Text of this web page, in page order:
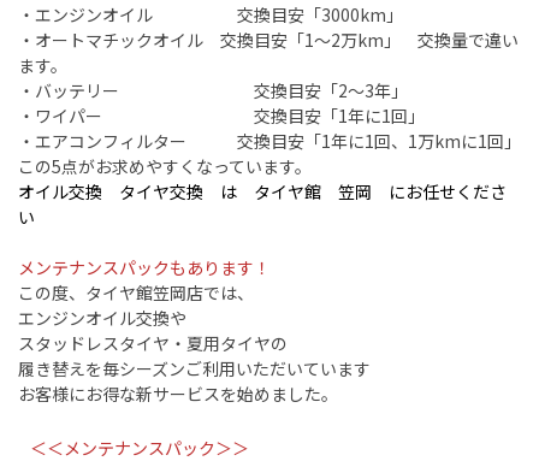
・エンジンオイル 交換目安「3000km」
・オートマチックオイル 交換目安「1～2万km」 交換量で違い
ます。
・バッテリー 交換目安「2～3年」
・ワイパー 交換目安「1年に1回」
・エアコンフィルター 交換目安「1年に1回、1万kmに1回」
この5点がお求めやすくなっています。
オイル交換 タイヤ交換 は タイヤ館 笠岡 にお任せくださ
い
メンテナンスパックもあります！
この度、タイヤ館笠岡店では、
エンジンオイル交換や
スタッドレスタイヤ・夏用タイヤの
履き替えを毎シーズンご利用いただいています
お客様にお得な新サービスを始めました。
＜＜メンテナンスパック＞＞